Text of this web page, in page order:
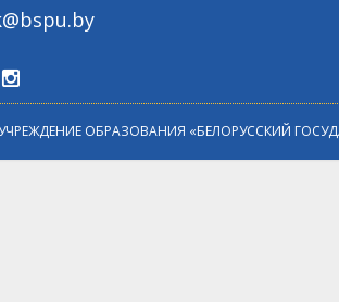
ОБРАЗОВАНИЯ «БЕЛОРУССКИЙ